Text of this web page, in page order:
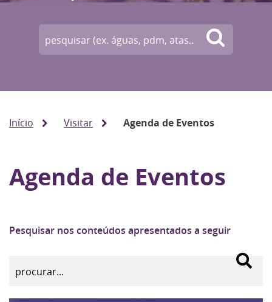
Início Visitar Agenda de Eventos
Agenda de Eventos
Pesquisar nos conteúdos apresentados a seguir